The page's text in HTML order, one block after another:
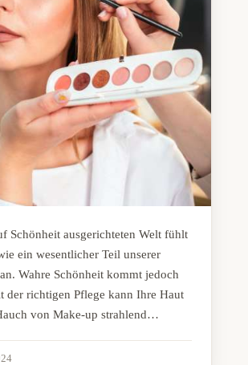
Schönheit ausgerichteten Welt fühlt
ein wesentlicher Teil unserer
Wahre Schönheit kommt jedoch
der richtigen Pflege kann Ihre Haut
von Make-up strahlend…